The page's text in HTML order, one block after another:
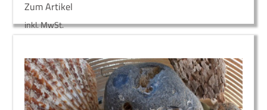
Zum Artikel
inkl. MwSt.